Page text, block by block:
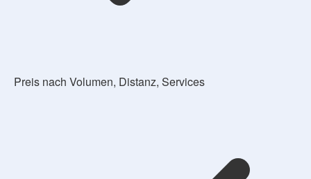
Preis nach Volumen, Distanz, Services